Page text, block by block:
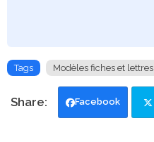
Tags Modèles fiches et lettres
Facebook